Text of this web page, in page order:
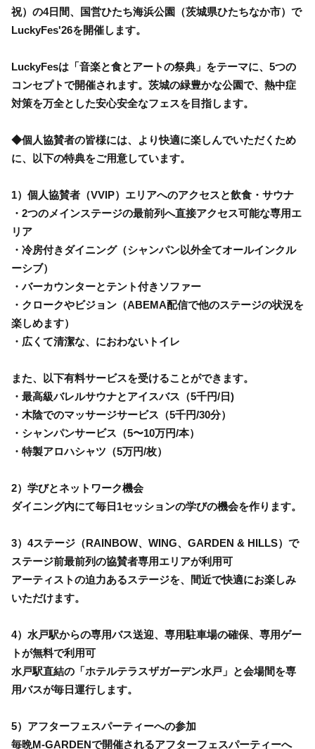
祝）の4日間、国営ひたち海浜公園（茨城県ひたちなか市）で
LuckyFes'26を開催します。
LuckyFesは「音楽と食とアートの祭典」をテーマに、5つの
コンセプトで開催されます。茨城の緑豊かな公園で、熱中症
対策を万全とした安心安全なフェスを目指します。
◆個人協賛者の皆様には、より快適に楽しんでいただくため
に、以下の特典をご用意しています。
1）個人協賛者（VVIP）エリアへのアクセスと飲食・サウナ
・2つのメインステージの最前列へ直接アクセス可能な専用エ
リア
・冷房付きダイニング（シャンパン以外全てオールインクル
ーシブ）
・バーカウンターとテント付きソファー
・クロークやビジョン（ABEMA配信で他のステージの状況を
楽しめます）
・広くて清潔な、におわないトイレ
また、以下有料サービスを受けることができます。
・最高級バレルサウナとアイスバス（5千円/日)
・木陰でのマッサージサービス（5千円/30分）
・シャンパンサービス（5〜10万円/本）
・特製アロハシャツ（5万円/枚）
2）学びとネットワーク機会
ダイニング内にて毎日1セッションの学びの機会を作ります。
3）4ステージ（RAINBOW、WING、GARDEN & HILLS）で
ステージ前最前列の協賛者専用エリアが利用可
アーティストの迫力あるステージを、間近で快適にお楽しみ
いただけます。
4）水戸駅からの専用バス送迎、専用駐車場の確保、専用ゲー
トが無料で利用可
水戸駅直結の「ホテルテラスザガーデン水戸」と会場間を専
用バスが毎日運行します。
5）アフターフェスパーティーへの参加
毎晩M-GARDENで開催されるアフターフェスパーティーへ